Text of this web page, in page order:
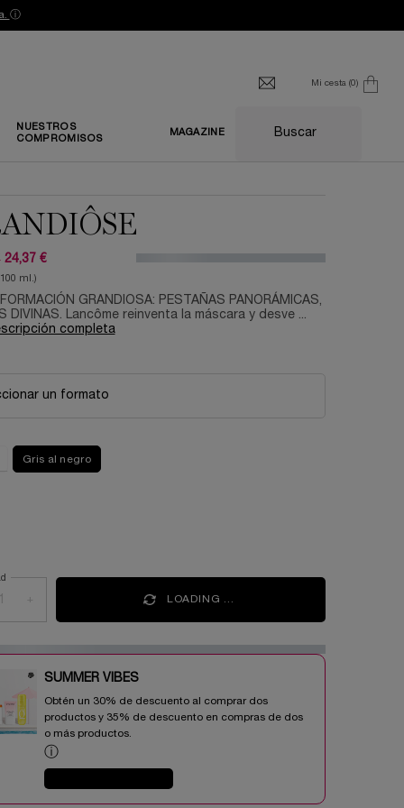
ⓘ
Mi cesta 0
0 producto
NUESTROS
COMPROMISOS
MAGAZINE Buscar
24,37 €
ml.)
GRANDIOSA: PESTAÑAS PANORÁMICAS,
DIVINAS. Lancôme reinventa la máscara y desve ...
completa
un formato
Gris al negro
del producto está agotada
+ LOADING ...
SUMMER VIBES​
Obtén un 30% de descuento al comprar dos
productos y 35% de descuento en compras de dos
o más productos.​
ⓘ